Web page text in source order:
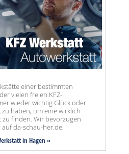
einer bestimmten
vielen freien KFZ-
wieder wichtig Glück oder
haben, um eine wirklich
zu finden. Wir bevorzugen
da-schau-her.de!
in Hagen »